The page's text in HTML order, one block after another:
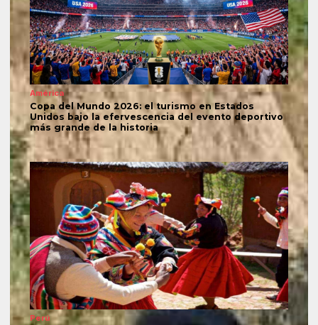
América
Copa del Mundo 2026: el turismo en Estados
Unidos bajo la efervescencia del evento deportivo
más grande de la historia
Perú